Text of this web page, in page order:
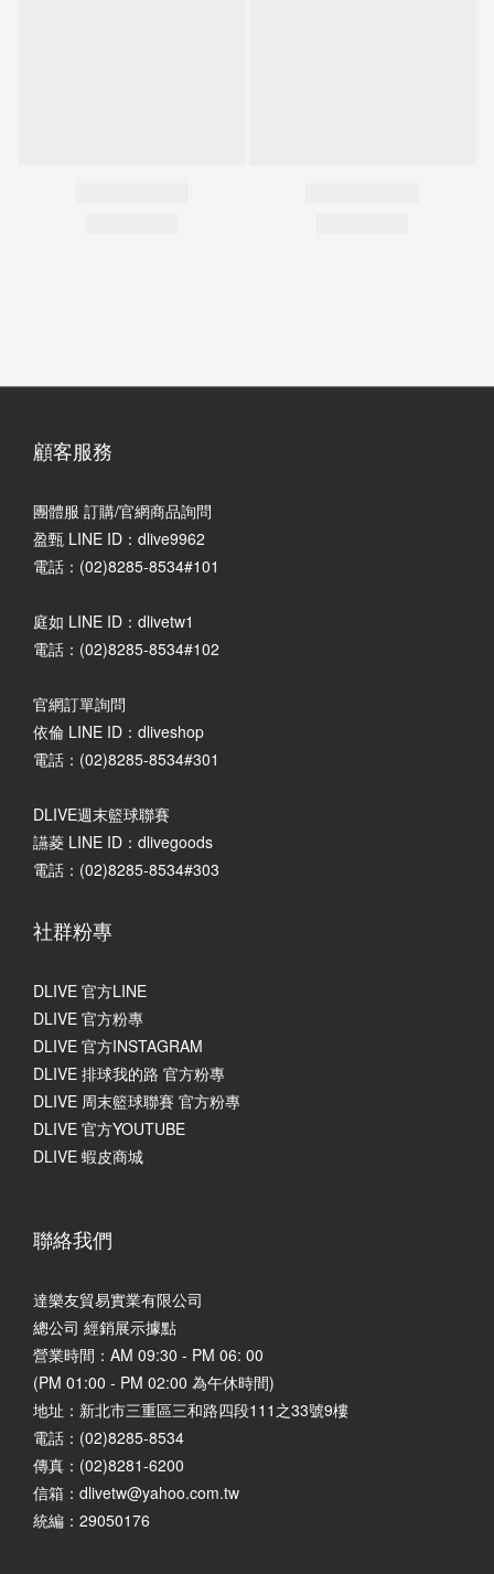
顧客服務
團體服 訂購/官網商品詢問
盈甄 LINE ID：dlive9962
電話：(02)8285-8534#101
庭如 LINE ID：dlivetw1
電話：(02)8285-8534#102
官網訂單詢問
依倫 LINE ID：dliveshop
電話：(02)8285-8534#301
DLIVE週末籃球聯賽
讌菱 LINE ID：dlivegoods
電話：(02)8285-8534#303
社群粉專
DLIVE 官方LINE
DLIVE 官方粉專
DLIVE 官方INSTAGRAM
DLIVE 排球我的路 官方粉專
DLIVE 周末籃球聯賽 官方粉專
DLIVE 官方YOUTUBE
DLIVE 蝦皮商城
聯絡我們
達樂友貿易實業有限公司
總公司 經銷展示據點
營業時間：AM 09:30 - PM 06: 00
(PM 01:00 - PM 02:00 為午休時間)
地址： 新北市三重區三和路四段111之33號9樓
電話：(02)8285-8534
傳真：(02)8281-6200
信箱：dlivetw@yahoo.com.tw
統編：29050176